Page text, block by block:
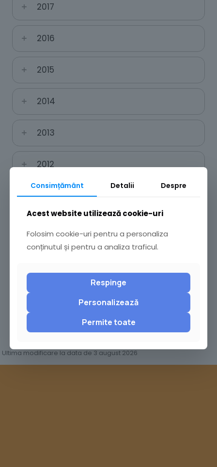
2017
2016
2015
2014
2013
2012
Monitorul Oficial
Alte Pagini Importante
Buget
Datorie Publică
Indicatori Buget
Proiect Buget
Situații Financiare
Situația plăților lunare
Ultima modificare la data de 3 august 2026
Consimțământ Detalii Despre
Acest website utilizează cookie-uri
Folosim cookie-uri pentru a personaliza
conținutul și pentru a analiza traficul.
Respinge
Personalizează
Permite toate